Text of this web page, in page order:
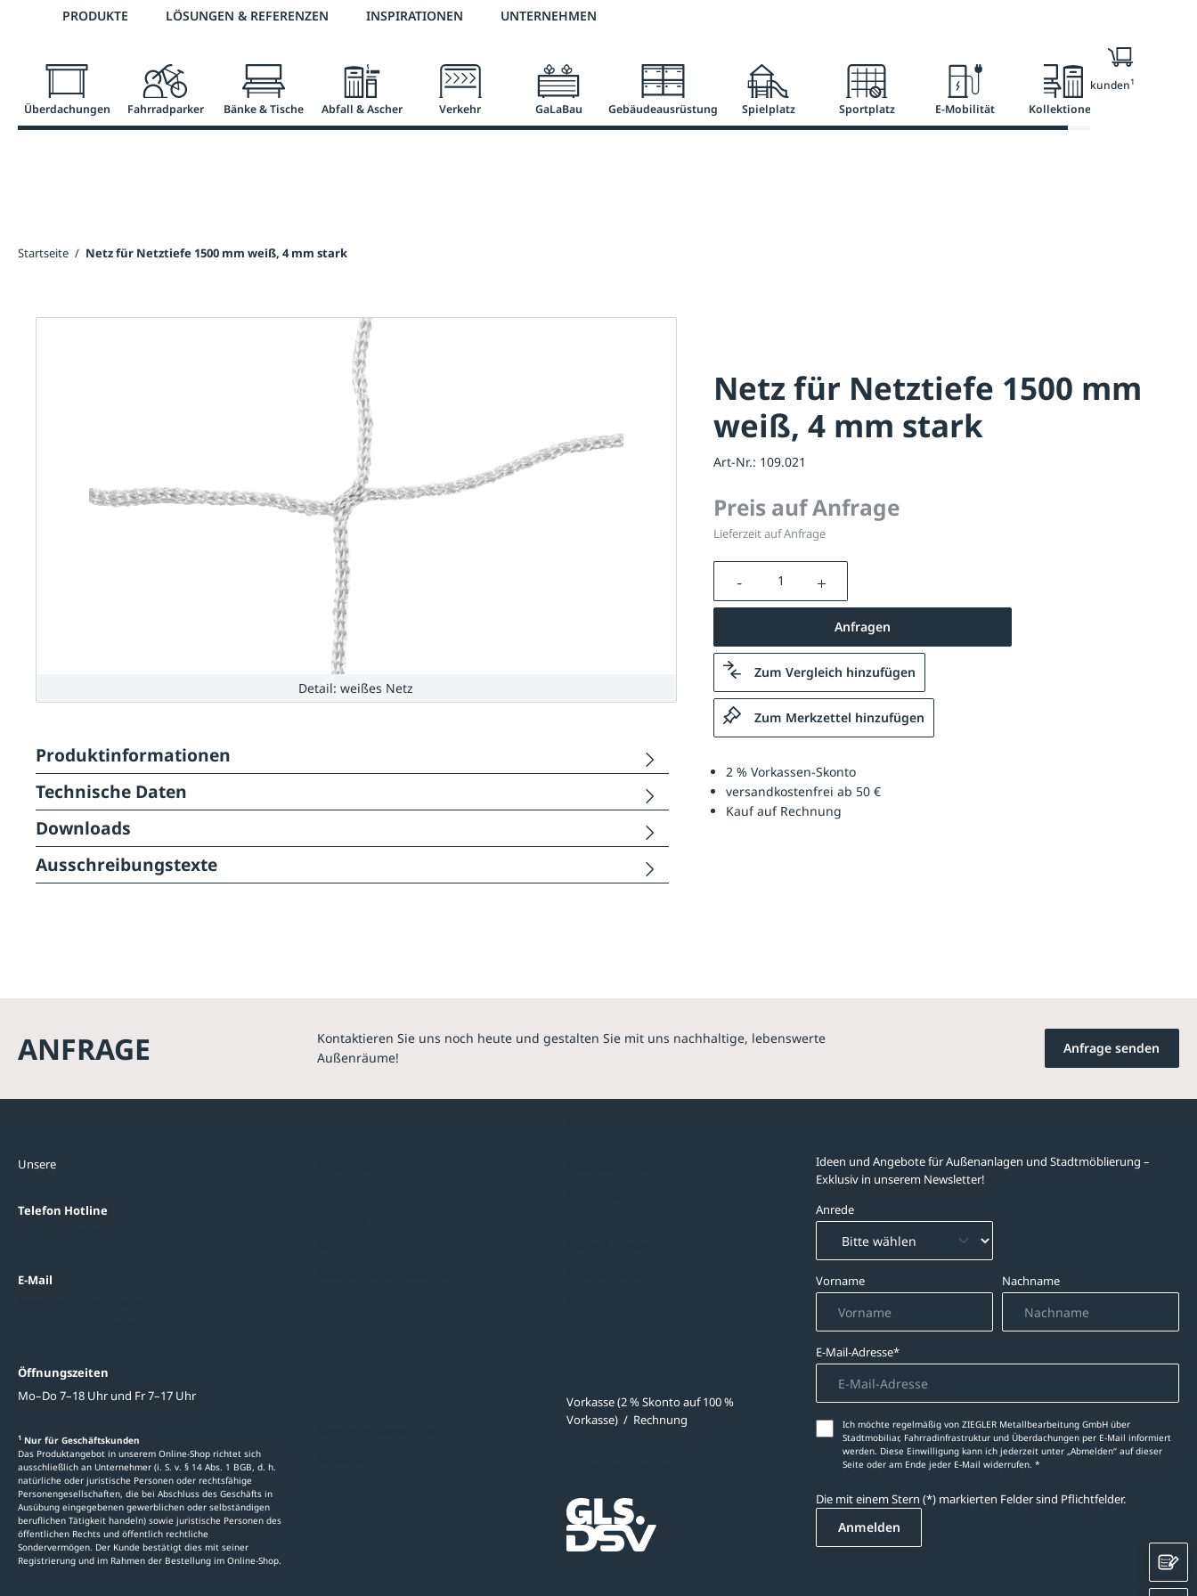
Zur Hauptnavigation springen
Telefon: 0800 / 100 49 02 2 % Vorkassen-Skonto versandkostenfrei ab 50 €
PRODUKTE LÖSUNGEN & REFERENZEN INSPIRATIONEN UNTERNEHMEN
Überdachungen Fahrradparker Bänke & Tische Abfall & Ascher Verkehr GaLaBau Gebäudeausrüstung Spielplatz Sportplatz E-Mobilität Kollektionen
Nur für Geschäftskunden1
Startseite / Netz für Netztiefe 1500 mm weiß, 4 mm stark
Netz für Netztiefe 1500 mm
weiß, 4 mm stark
Art-Nr.: 109.021
Preis auf Anfrage
Lieferzeit auf Anfrage
Produkt Anzahl: Gib den gewünschten Wert ein oder
Anfragen
Zum Vergleich hinzufügen
Zum Merkzettel hinzufügen
2 % Vorkassen-Skonto
versandkostenfrei ab 50 €
Kauf auf Rechnung
Detail: weißes Netz
Produktinformationen
Technische Daten
Downloads
Ausschreibungstexte
ANFRAGE
Kontaktieren Sie uns noch heute und gestalten Sie mit uns nachhaltige, lebenswerte
Außenräume!
Anfrage senden
Unsere
Telefon Hotline
E-Mail
Öffnungszeiten
Mo–Do 7–18 Uhr und Fr 7–17 Uhr
1 Nur für Geschäftskunden
Das Produktangebot in unserem Online-Shop richtet sich
ausschließlich an Unternehmer (i. S. v. § 14 Abs. 1 BGB, d. h.
natürliche oder juristische Personen oder rechtsfähige
Personengesellschaften, die bei Abschluss des Geschäfts in
Ausübung eingegebenen gewerblichen oder selbständigen
beruflichen Tätigkeit handeln) sowie juristische Personen des
öffentlichen Rechts und öffentlich rechtliche
Sondervermögen. Der Kunde bestätigt dies mit seiner
Registrierung und im Rahmen der Bestellung im Online-Shop.
Vorkasse (2 % Skonto auf 100 %
Vorkasse) / Rechnung
Ideen und Angebote für Außenanlagen und Stadtmöblierung –
Exklusiv in unserem Newsletter!
Anrede
Vorname Nachname
E-Mail-Adresse*
Ich möchte regelmäßig von ZIEGLER Metallbearbeitung GmbH über
Stadtmobiliar, Fahrradinfrastruktur und Überdachungen per E-Mail informiert
werden. Diese Einwilligung kann ich jederzeit unter „Abmelden‘‘ auf dieser
Seite oder am Ende jeder E-Mail widerrufen. *
Die mit einem Stern (*) markierten Felder sind Pflichtfelder.
Anmelden